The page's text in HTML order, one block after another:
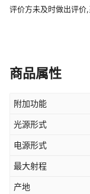
评价方未及时做出评价
商品属性
附加功能
光源形式
电源形式
最大射程
产地